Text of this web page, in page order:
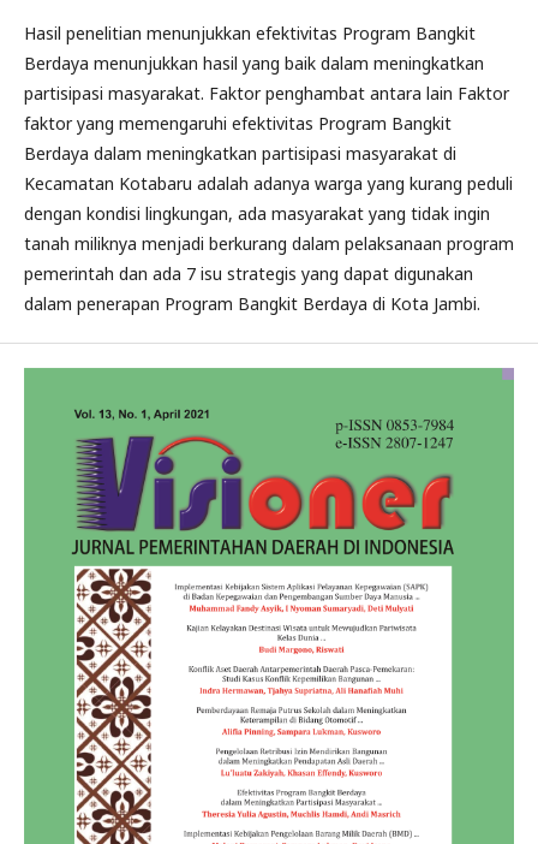
Hasil penelitian menunjukkan efektivitas Program Bangkit
Berdaya menunjukkan hasil yang baik dalam meningkatkan
partisipasi masyarakat. Faktor penghambat antara lain Faktor
faktor yang memengaruhi efektivitas Program Bangkit
Berdaya dalam meningkatkan partisipasi masyarakat di
Kecamatan Kotabaru adalah adanya warga yang kurang peduli
dengan kondisi lingkungan, ada masyarakat yang tidak ingin
tanah miliknya menjadi berkurang dalam pelaksanaan program
pemerintah dan ada 7 isu strategis yang dapat digunakan
dalam penerapan Program Bangkit Berdaya di Kota Jambi.